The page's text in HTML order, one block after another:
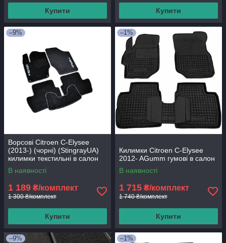
Купити Купити
–9%
Ворсові Citroen C-Elysee
(2013-) (чорні) (StingrayUA)
килимки текстильні в салон
авто
В наявності
1 189 ₴/комплект
1 300 ₴/комплект
Купити
–1%
Килимки Citroen C-Elysee
2012- AGumm гумові в салон
В наявності
1 715 ₴/комплект
1 740 ₴/комплект
Купити
–9% –1%